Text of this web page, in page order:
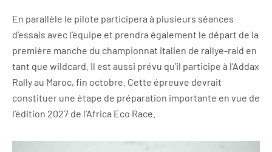
En parallèle le pilote participera à plusieurs séances
d’essais avec l’équipe et prendra également le départ de la
première manche du championnat italien de rallye-raid en
tant que wildcard. Il est aussi prévu qu’il participe à l’Addax
Rally au Maroc, fin octobre. Cette épreuve devrait
constituer une étape de préparation importante en vue de
l’édition 2027 de l’Africa Eco Race.